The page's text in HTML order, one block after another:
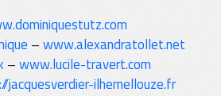
–www.alexandratollet.net
–www.lucile-travert.com
jacquesverdier-ilhemellouze.fr